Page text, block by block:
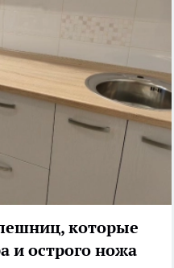
которые
и острого ножа